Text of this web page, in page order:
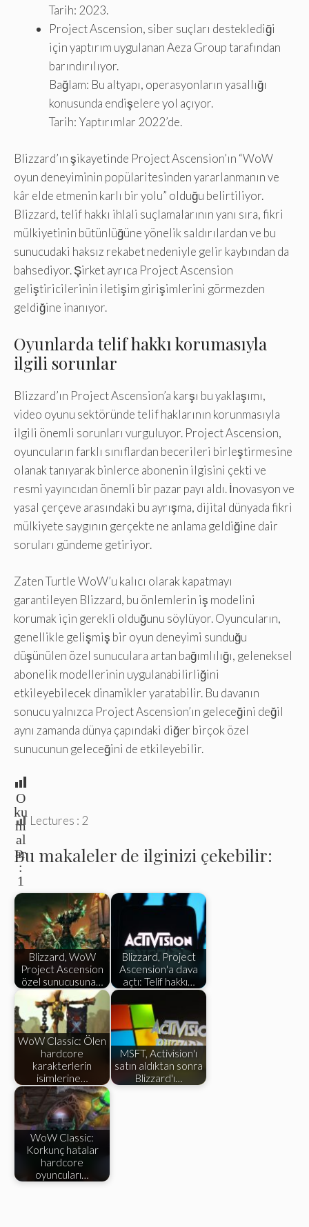
Tarih: 2023.
Project Ascension, siber suçları desteklediği
için yaptırım uygulanan Aeza Group tarafından
barındırılıyor.
Bağlam: Bu altyapı, operasyonların yasallığı
konusunda endişelere yol açıyor.
Tarih: Yaptırımlar 2022’de.
Blizzard’ın şikayetinde Project Ascension’ın “WoW
oyun deneyiminin popülaritesinden yararlanmanın ve
kâr elde etmenin karlı bir yolu” olduğu belirtiliyor.
Blizzard, telif hakkı ihlali suçlamalarının yanı sıra, fikri
mülkiyetinin bütünlüğüne yönelik saldırılardan ve bu
sunucudaki haksız rekabet nedeniyle gelir kaybından da
bahsediyor. Şirket ayrıca Project Ascension
geliştiricilerinin iletişim girişimlerini görmezden
geldiğine inanıyor.
Oyunlarda telif hakkı korumasıyla
ilgili sorunlar
Blizzard’ın Project Ascension’a karşı bu yaklaşımı,
video oyunu sektöründe telif haklarının korunmasıyla
ilgili önemli sorunları vurguluyor. Project Ascension,
oyuncuların farklı sınıflardan becerileri birleştirmesine
olanak tanıyarak binlerce abonenin ilgisini çekti ve
resmi yayıncıdan önemli bir pazar payı aldı. İnovasyon ve
yasal çerçeve arasındaki bu ayrışma, dijital dünyada fikri
mülkiyete saygının gerçekte ne anlama geldiğine dair
soruları gündeme getiriyor.
Zaten Turtle WoW’u kalıcı olarak kapatmayı
garantileyen Blizzard, bu önlemlerin iş modelini
korumak için gerekli olduğunu söylüyor. Oyuncuların,
genellikle gelişmiş bir oyun deneyimi sunduğu
düşünülen özel sunuculara artan bağımlılığı, geleneksel
abonelik modellerinin uygulanabilirliğini
etkileyebilecek dinamikler yaratabilir. Bu davanın
sonucu yalnızca Project Ascension’ın geleceğini değil
aynı zamanda dünya çapındaki diğer birçok özel
sunucunun geleceğini de etkileyebilir.
O
ku
m
al
ar
:
1
Lectures : 2
Bu makaleler de ilginizi çekebilir:
Blizzard, WoW
Project Ascension
özel sunucusuna…
Blizzard, Project
Ascension'a dava
açtı: Telif hakkı…
WoW Classic: Ölen
hardcore
karakterlerin
isimlerine…
MSFT, Activision'ı
satın aldıktan sonra
Blizzard'ı…
WoW Classic:
Korkunç hatalar
hardcore
oyuncuları…